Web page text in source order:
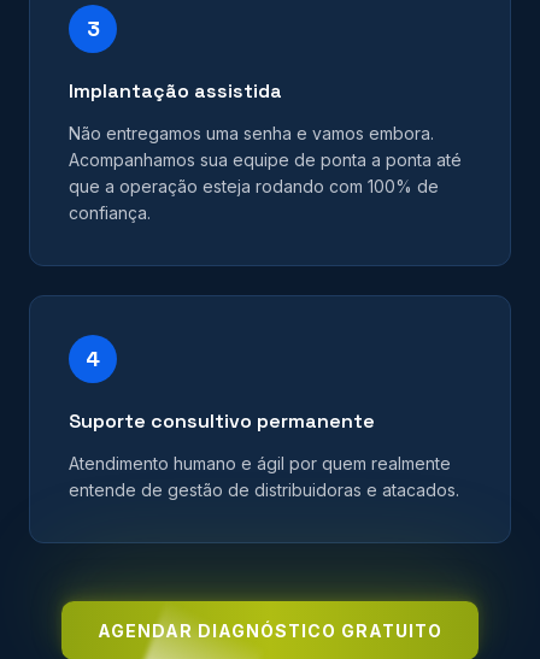
3
Implantação assistida
Não entregamos uma senha e vamos embora.
Acompanhamos sua equipe de ponta a ponta até
que a operação esteja rodando com 100% de
confiança.
4
Suporte consultivo permanente
Atendimento humano e ágil por quem realmente
entende de gestão de distribuidoras e atacados.
AGENDAR DIAGNÓSTICO GRATUITO